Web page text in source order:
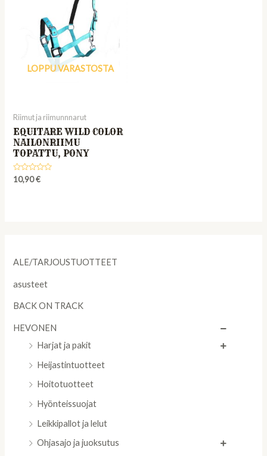
ALE/TARJOUSTUOTTEET
asusteet
BACK ON TRACK
HEVONEN
Harjat ja pakit
Heijastintuotteet
Hoitotuotteet
Hyönteissuojat
Leikkipallot ja lelut
Ohjasajo ja juoksutus
LOPPU VARASTOSTA
Riimut ja riimunnnarut
EQUITARE WILD COLOR
NAILONRIIMU
TOPATTU, PONY
Rated
0
10,90€